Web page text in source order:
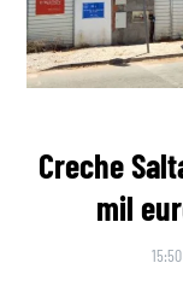
Creche
mil